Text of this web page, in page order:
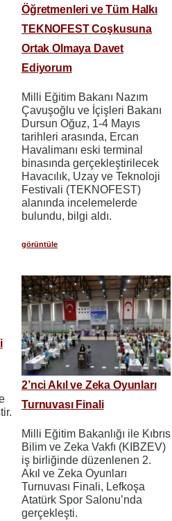
Öğretmenleri ve Tüm Halkı
TEKNOFEST Coşkusuna
Ortak Olmaya Davet
Ediyorum
Milli Eğitim Bakanı Nazım
Çavuşoğlu ve İçişleri Bakanı
Dursun Oğuz, 1-4 Mayıs
tarihleri arasında, Ercan
Havalimanı eski terminal
binasında gerçekleştirilecek
Havacılık, Uzay ve Teknoloji
Festivali (TEKNOFEST)
alanında incelemelerde
bulundu, bilgi aldı.
görüntüle
2’nci Akıl ve Zeka Oyunları
Turnuvası Finali
Milli Eğitim Bakanlığı ile Kıbrıs
Bilim ve Zeka Vakfı (KIBZEV)
iş birliğinde düzenlenen 2.
Akıl ve Zeka Oyunları
Turnuvası Finali, Lefkoşa
Atatürk Spor Salonu’nda
gerçekleşti.